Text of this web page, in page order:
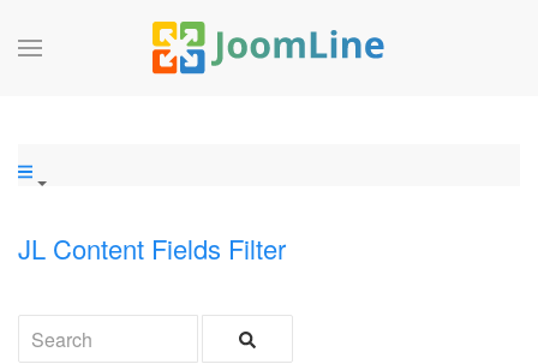
JL Content Fields Filter